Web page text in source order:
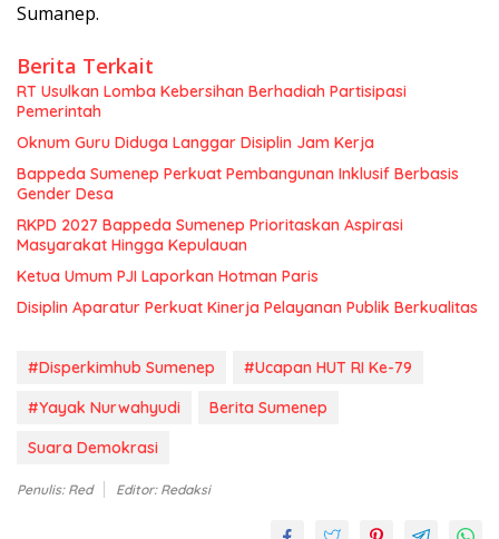
Sumanep.
Berita Terkait
RT Usulkan Lomba Kebersihan Berhadiah Partisipasi
Pemerintah
Oknum Guru Diduga Langgar Disiplin Jam Kerja
Bappeda Sumenep Perkuat Pembangunan Inklusif Berbasis
Gender Desa
RKPD 2027 Bappeda Sumenep Prioritaskan Aspirasi
Masyarakat Hingga Kepulauan
Ketua Umum PJI Laporkan Hotman Paris
Disiplin Aparatur Perkuat Kinerja Pelayanan Publik Berkualitas
#Disperkimhub Sumenep
#Ucapan HUT RI Ke-79
#Yayak Nurwahyudi
Berita Sumenep
Suara Demokrasi
Penulis: Red Editor: Redaksi